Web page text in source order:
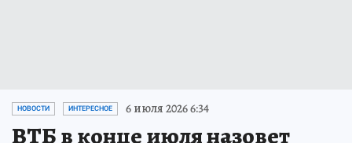
НОВОСТИ ИНТЕРЕСНОЕ 6 июля 2026 6:34
ВТБ в конце июля назовет